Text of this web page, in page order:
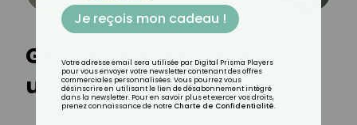
Grains de Fordyce : faut-il
un traitement ?
Je reçois mon cadeau !
Votre adresse email sera utilisée par Digital Prisma Players
pour vous envoyer votre newsletter contenant des offres
commerciales personnalisées. Vous pourrez vous
désinscrire en utilisant le lien de désabonnement intégré
dans la newsletter. Pour en savoir plus et exercer vos droits,
prenez connaissance de notre Charte de Confidentialité.